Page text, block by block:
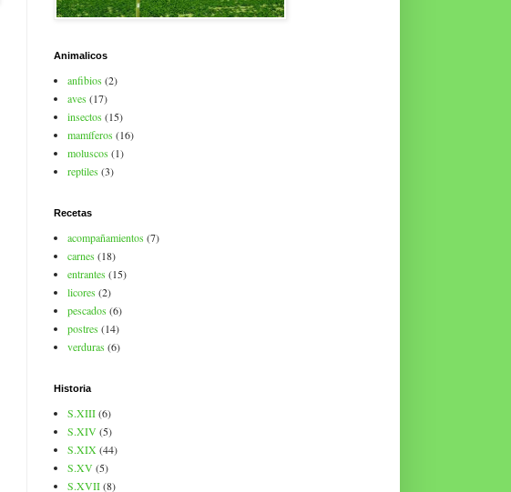
Animalicos
anfibios(2)
aves(17)
insectos(15)
mamíferos(16)
moluscos(1)
reptiles(3)
Recetas
acompañamientos(7)
carnes(18)
entrantes(15)
licores(2)
pescados(6)
postres(14)
verduras(6)
Historia
S.XIII(6)
S.XIV(5)
S.XIX (44)
S.XV(5)
S.XVII(8)